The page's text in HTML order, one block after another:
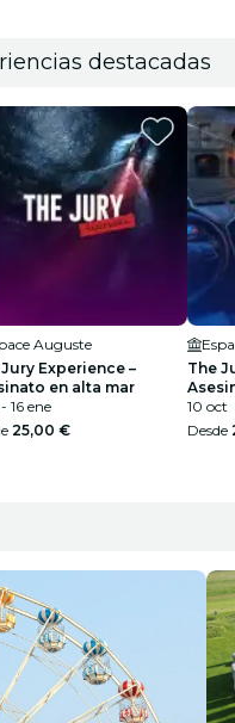
destacadas
Auguste
Experience –
en alta mar
16 ene
25,00 €
The
10 oct
Desde